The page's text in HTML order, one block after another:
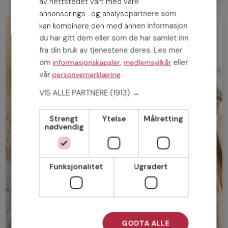
annonserings- og analysepartnere som
kan kombinere den med annen informasjon
du har gitt dem eller som de har samlet inn
fra din bruk av tjenestene deres. Les mer
ominformasjonskapsler,medlemsvilkåreller
vårpersonvernerklæring.
VIS ALLE PARTNERE (1913) →
Strengt
nødvendig
Ytelse Målretting
Funksjonalitet Ugradert
GODTA ALLE